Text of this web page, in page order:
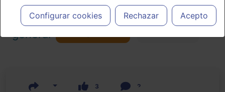
profesionales facultados prescribir medicamentos y decidir, en
cada caso concreto, el tratamiento más adecuado a las
necesidades del paciente.
Configurar cookies Rechazar Acepto
Actualidad y Artículos|Psiquiatría
general
3 2